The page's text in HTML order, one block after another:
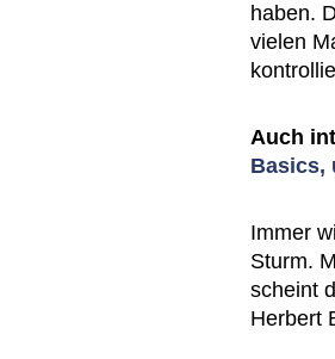
haben.
vielen
Auch
Basics,
Immer
Sturm.
scheint
Herbert